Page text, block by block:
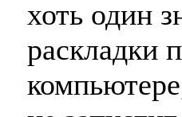
хоть один
раскладки